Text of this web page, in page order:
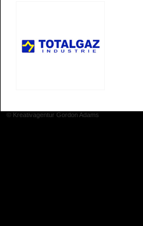
© Kreativagentur Gordon Adams